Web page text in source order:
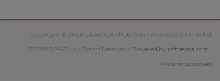
Copyright © 2026 CARPIGIANI GROUP - Ali Group S.r.l. - P.IVA
13239980967 - All Rights Reserved - Powered by antherica.com -
Preferenze cookies